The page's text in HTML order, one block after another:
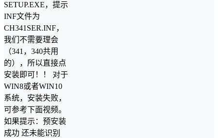
SETUP.EXE，提示
INF文件为
CH341SER.INF，
我们不需要理会
（341，340共用
的），所以直接点
安装即可！！ 对于
WIN8或者WIN10
系统，安装失败，
可参考下面视频。
如果提示：预安装
成功 还未能识别